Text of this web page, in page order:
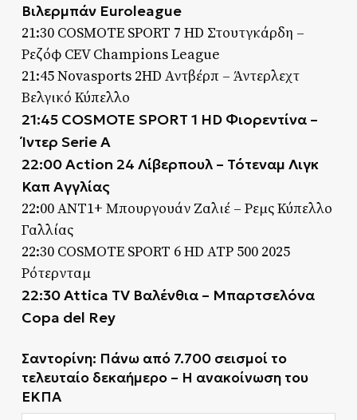
Βιλερμπάν Euroleague
21:30 COSMOTE SPORT 7 HD Στουτγκάρδη –
Ρεζόφ CEV Champions League
21:45 Novasports 2HD Αντβέρπ – Άντερλεχτ
Βελγικό Κύπελλο
21:45 COSMOTE SPORT 1 HD Φιορεντίνα –
Ίντερ Serie A
22:00 Action 24 Λίβερπουλ – Τότεναμ Λιγκ
Καπ Αγγλίας
22:00 ΑΝΤ1+ Μπουργουάν Ζαλιέ – Ρεμς Κύπελλο
Γαλλίας
22:30 COSMOTE SPORT 6 HD ATP 500 2025
Ρότερνταμ
22:30 Attica TV Βαλένθια – Μπαρτσελόνα
Copa del Rey
Σαντορίνη: Πάνω από 7.700 σεισμοί το
τελευταίο δεκαήμερο – Η ανακοίνωση του
ΕΚΠΑ